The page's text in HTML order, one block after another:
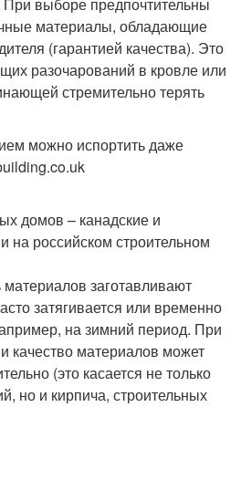
материалы, обладающие
(гарантией качества). Это
разочарований в кровле или
стремительно терять
можно испортить даже
домов – канадские и
на российском строительном
заготавливают
затягивается или временно
на зимний период. При
качество материалов может
(это касается не только
но и кирпича, строительных